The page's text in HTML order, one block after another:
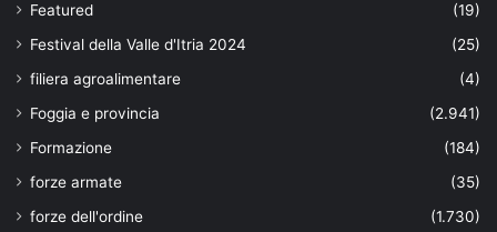
Featured
(19)
Festival della Valle d'Itria 2024
(25)
filiera agroalimentare
(4)
Foggia e provincia
(2.941)
Formazione
(184)
forze armate
(35)
forze dell'ordine
(1.730)